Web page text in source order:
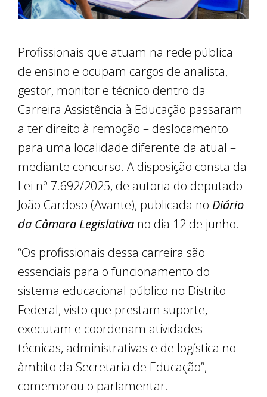
Profissionais que atuam na rede pública
de ensino e ocupam cargos de analista,
gestor, monitor e técnico dentro da
Carreira Assistência à Educação passaram
a ter direito à remoção – deslocamento
para uma localidade diferente da atual –
mediante concurso. A disposição consta da
Lei nº 7.692/2025, de autoria do deputado
João Cardoso (Avante), publicada no Diário
da Câmara Legislativa no dia 12 de junho.
“Os profissionais dessa carreira são
essenciais para o funcionamento do
sistema educacional público no Distrito
Federal, visto que prestam suporte,
executam e coordenam atividades
técnicas, administrativas e de logística no
âmbito da Secretaria de Educação”,
comemorou o parlamentar.